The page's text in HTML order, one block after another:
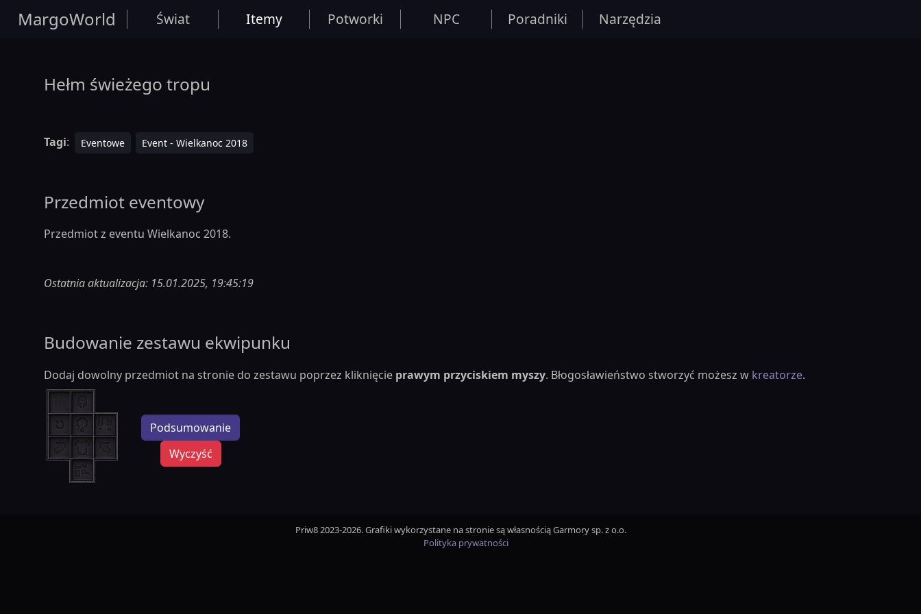
MargoWorld Świat Itemy Potworki NPC Poradniki Narzędzia
Hełm świeżego tropu
Tagi: Eventowe Event - Wielkanoc 2018
Przedmiot eventowy
Przedmiot z eventu Wielkanoc 2018.
Ostatnia aktualizacja: 15.01.2025, 19:45:19
Budowanie zestawu ekwipunku
Dodaj dowolny przedmiot na stronie do zestawu poprzez kliknięcie prawym przyciskiem myszy. Błogosławieństwo stworzyć możesz w kreatorze.
Podsumowanie
Wyczyść
Priw8 2023-2026. Grafiki wykorzystane na stronie są własnością Garmory sp. z o.o.
Polityka prywatności